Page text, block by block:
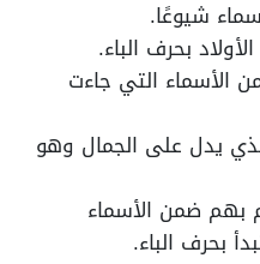
شيوعًا.
بحرف الباء.
الأسماء التي جاءت
يدل على الجمال وهو
بهم ضمن الأسماء
بحرف الباء.